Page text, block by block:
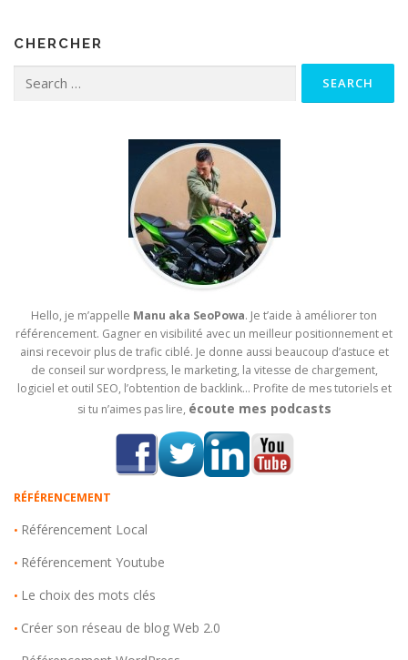
CHERCHER
Hello, je m’appelle Manu aka SeoPowa. Je t’aide à améliorer ton
référencement. Gagner en visibilité avec un meilleur positionnement et
ainsi recevoir plus de trafic ciblé. Je donne aussi beaucoup d’astuce et
de conseil sur wordpress, le marketing, la vitesse de chargement,
logiciel et outil SEO, l’obtention de backlink… Profite de mes tutoriels et
si tu n’aimes pas lire, écoute mes podcasts
RÉFÉRENCEMENT
• Référencement Local
• Référencement Youtube
• Le choix des mots clés
• Créer son réseau de blog Web 2.0